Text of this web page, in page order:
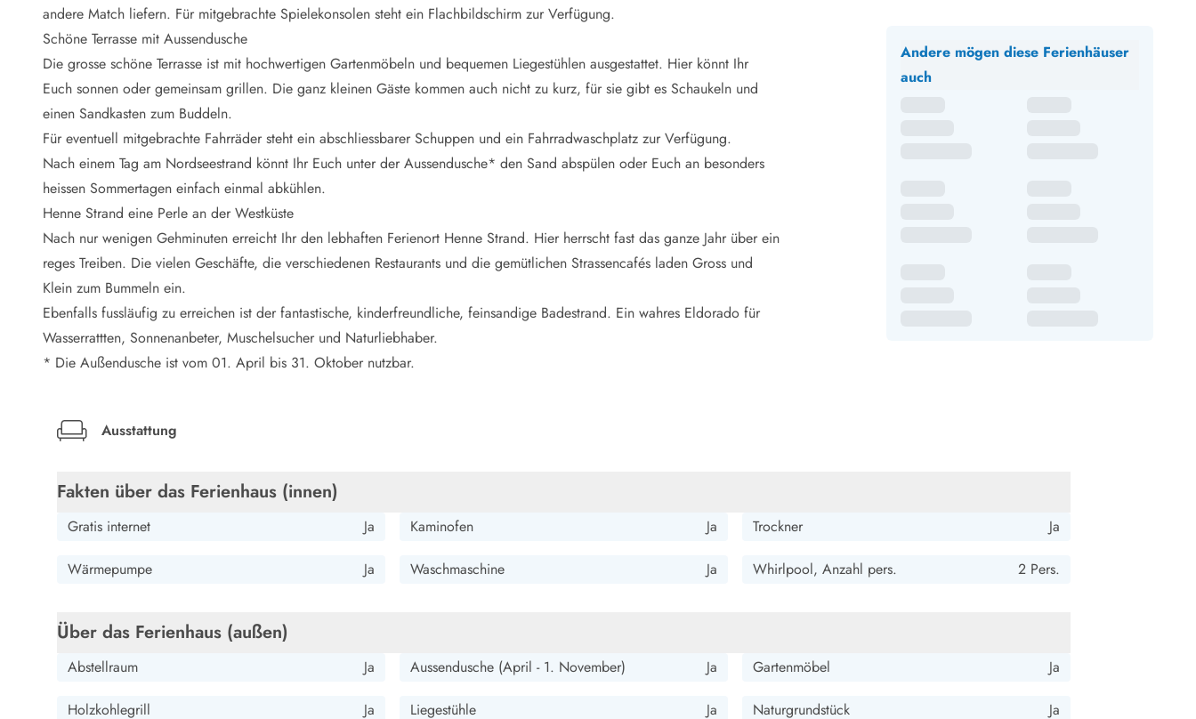
Vorteile bei uns
Reisecurity
Esmark KidsVIP
Esmark VIP - Partnervorteile und Rabatte
Preisgarantie
Keine Kaution
Gästebewertungen
Gratis WLAN
We love people
Esmark VIP Partnervorteile
Esmark KidsVIP
LEGOLAND® Rabatt
Urlaub mit Kindern
Urlaub mit Hund
Urlaub in der Natur
Finde Bernstein am Strand
Zoos und Tierparks in Dänemark
Freizeitparks in Dänemark
Bowling in Dänemark
Golfen in Dänemark
Fahrradfahren in Dänemark
andere Match liefern. Für mitgebrachte Spielekonsolen steht ein Flachbildschirm zur Verfügung.
Schöne Terrasse mit Aussendusche
Die grosse schöne Terrasse ist mit hochwertigen Gartenmöbeln und bequemen Liegestühlen ausgestattet. Hier könnt Ihr
Euch sonnen oder gemeinsam grillen. Die ganz kleinen Gäste kommen auch nicht zu kurz, für sie gibt es Schaukeln und
einen Sandkasten zum Buddeln.
Für eventuell mitgebrachte Fahrräder steht ein abschliessbarer Schuppen und ein Fahrradwaschplatz zur Verfügung.
Nach einem Tag am Nordseestrand könnt Ihr Euch unter der Aussendusche* den Sand abspülen oder Euch an besonders
heissen Sommertagen einfach einmal abkühlen.
Henne Strand eine Perle an der Westküste
Nach nur wenigen Gehminuten erreicht Ihr den lebhaften Ferienort Henne Strand. Hier herrscht fast das ganze Jahr über ein
reges Treiben. Die vielen Geschäfte, die verschiedenen Restaurants und die gemütlichen Strassencafés laden Gross und
Klein zum Bummeln ein.
Ebenfalls fussläufig zu erreichen ist der fantastische, kinderfreundliche, feinsandige Badestrand. Ein wahres Eldorado für
Wasserrattten, Sonnenanbeter, Muschelsucher und Naturliebhaber.
* Die Außendusche ist vom 01. April bis 31. Oktober nutzbar.
Andere mögen diese Ferienhäuser
auch
Ausstattung
Fakten über das Ferienhaus (innen)
Gratis internet Ja Kaminofen Ja Trockner Ja
Wärmepumpe Ja Waschmaschine Ja Whirlpool, Anzahl pers. 2 Pers.
Über das Ferienhaus (außen)
Abstellraum Ja Aussendusche (April - 1. November) Ja Gartenmöbel Ja
Holzkohlegrill Ja Liegestühle Ja Naturgrundstück Ja